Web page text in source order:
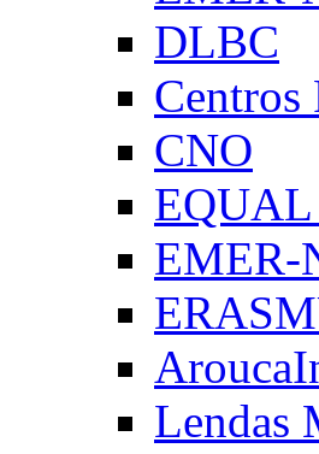
DLBC
Centros
CNO
EMER-
Lendas